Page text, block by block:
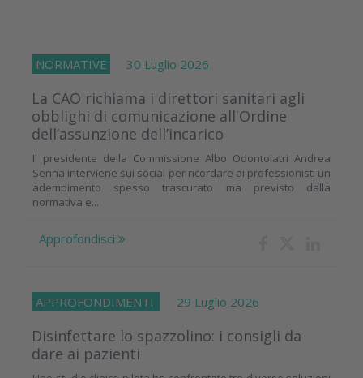
NORMATIVE 30 Luglio 2026
La CAO richiama i direttori sanitari agli
obblighi di comunicazione all'Ordine
dell’assunzione dell’incarico
Il presidente della Commissione Albo Odontoiatri Andrea
Senna interviene sui social per ricordare ai professionisti un
adempimento spesso trascurato ma previsto dalla
normativa e...
Approfondisci
APPROFONDIMENTI 29 Luglio 2026
Disinfettare lo spazzolino: i consigli da
dare ai pazienti